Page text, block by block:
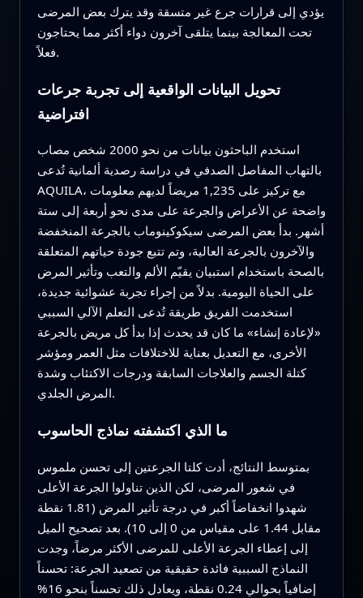
يؤدي إلى قرارات جرع غير متسقة وقد يترك بعض المرضى
تحت المعالجة بينما يتلقى آخرون دواء أكثر مما يحتاجون
فعلاً.
تحويل البيانات الواقعية إلى تجربة جرعات
افتراضية
استخدم الباحثون بيانات من نحو 2000 شخص مصاب
بالتهاب المفاصل الصدفي في دراسة رصدية ألمانية تُدعى
AQUILA، مع تركيز على 1,235 مريضاً لديهم معلومات
واضحة عن الأعراض والجرعة على مدى نحو أربعة إلى ستة
أشهر. بدأ بعض المرضى سيكوكينوماب بالجرعة المنخفضة
والآخرون بالجرعة العالية، وتم تتبع جودة حياتهم المتعلقة
بالصحة باستخدام استبيان يقيّم الألم والتعب وتأثير المرض
على الحياة اليومية. بدلاً من إجراء تجربة عشوائية جديدة،
استخدمت الفريق طريقة تُدعى التعلم الآلي السببي
«لإعادة إنشاء» ما كان قد يحدث إذا بدأ كل مريض بالجرعة
الأخرى، مع التعديل بعناية للاختلافات مثل العمر ومؤشر
كتلة الجسم والعلاجات السابقة ودرجات الاكتئاب وشدة
المرض الجلدي.
ما الذي اكتشفته نماذج الحاسوب
بمتوسط النتائج، أدت كلتا الجرعتين إلى تحسن ملموس
في شعور المرضى، لكن الذين تناولوا الجرعة الأعلى
شهدوا انخفاضاً أكبر في درجة تأثير المرض (1.81 نقطة
مقابل 1.44 على مقياس من 0 إلى 10). بعد تصحيح الميل
إلى إعطاء الجرعة الأعلى للمرضى الأكثر مرضاً، وجدت
النماذج السببية فائدة حقيقية من تصعيد الجرعة: تحسناً
إضافياً بحوالي 0.24 نقطة، ويعادل ذلك تحسناً بنحو 16%